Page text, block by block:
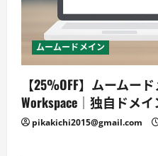
ムームードメイン
【25%OFF】ムームー
Workspace｜独自ドメ
pikakichi2015@gmail.com